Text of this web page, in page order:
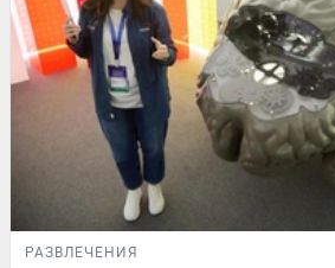
РАЗВЛЕЧЕНИЯ